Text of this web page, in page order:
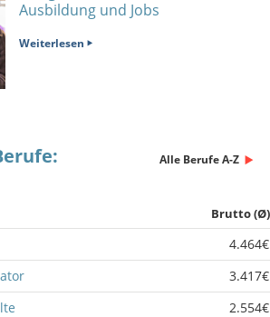
Ausbildung und Jobs
Weiterlesen
Alle Berufe A-Z
Brutto (Ø)
4.464€
3.417€
2.554€